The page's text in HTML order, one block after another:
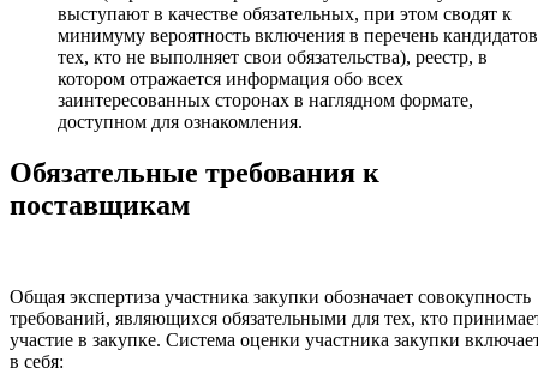
выступают в качестве обязательных, при этом сводят к
минимуму вероятность включения в перечень
тех, кто не выполняет свои обязательства), реестр, в
котором отражается информация обо всех
заинтересованных сторонах в наглядном формате,
доступном для ознакомления.
Обязательные требования к
поставщикам
Общая экспертиза участника закупки обозначает совокупность
требований, являющихся обязательными для тех, кто
участие в закупке. Система оценки участника закупки
в себя: